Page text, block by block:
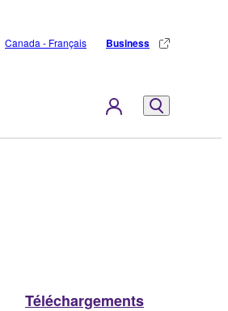
Canada - Français Business
Téléchargements